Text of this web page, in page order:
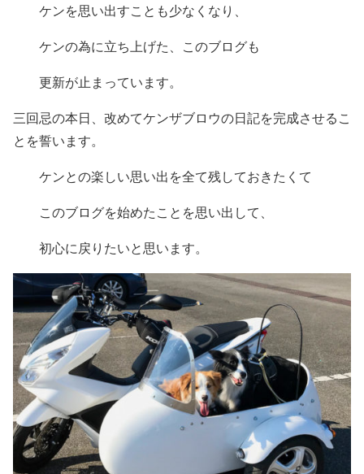
ケンを思い出すことも少なくなり、
ケンの為に立ち上げた、このブログも
更新が止まっています。
三回忌の本日、改めてケンザブロウの日記を完成させるこ
とを誓います。
ケンとの楽しい思い出を全て残しておきたくて
このブログを始めたことを思い出して、
初心に戻りたいと思います。